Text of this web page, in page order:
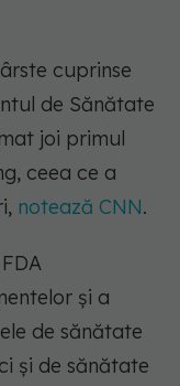
cuprinse
de Sănătate
joi primul
ceea ce a
notează CNN.
și a
de sănătate
și de sănătate